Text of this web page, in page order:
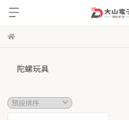
陀螺玩具